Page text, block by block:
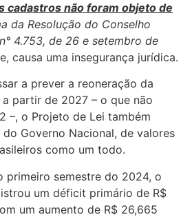
cadastros não foram objeto de
da Resolução do Conselho
4.753, de 26 e setembro de
causa uma insegurança jurídica.
a prever a reoneração da
partir de 2027 – o que não
–, o Projeto de Lei também
Governo Nacional, de valores
como um todo.
primeiro semestre do 2024, o
um déficit primário de R$
um aumento de R$ 26,665